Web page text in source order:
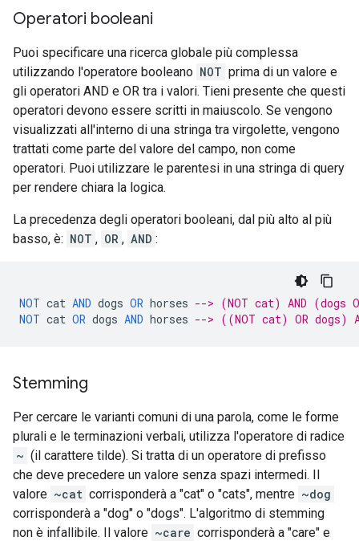
Operatori booleani
Puoi specificare una ricerca globale più complessa
utilizzando l'operatore booleano NOT prima di un valore e
gli operatori AND e OR tra i valori. Tieni presente che questi
operatori devono essere scritti in maiuscolo. Se vengono
visualizzati all'interno di una stringa tra virgolette, vengono
trattati come parte del valore del campo, non come
operatori. Puoi utilizzare le parentesi in una stringa di query
per rendere chiara la logica.
La precedenza degli operatori booleani, dal più alto al più
basso, è: NOT , OR , AND :
NOT cat AND dogs OR horses --> (NOT cat) AND (dogs
NOT cat OR dogs AND horses --> ((NOT cat) OR dogs)
Stemming
Per cercare le varianti comuni di una parola, come le forme
plurali e le terminazioni verbali, utilizza l'operatore di radice
~ (il carattere tilde). Si tratta di un operatore di prefisso
che deve precedere un valore senza spazi intermedi. Il
valore ~cat corrisponderà a "cat" o "cats", mentre ~dog
corrisponderà a "dog" o "dogs". L'algoritmo di stemming
non è infallibile. Il valore ~care corrisponderà a "care" e